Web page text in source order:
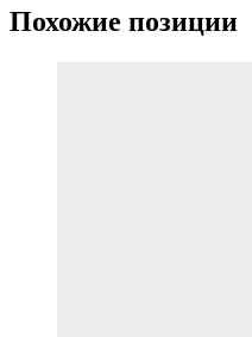
Похожие позиции